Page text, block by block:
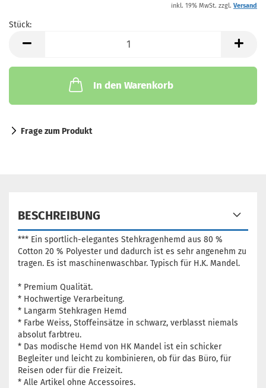
inkl. 19% MwSt. zzgl. Versand
Stück:
In den Warenkorb
Frage zum Produkt
BESCHREIBUNG
*** Ein sportlich-elegantes Stehkragenhemd aus 80 %
Cotton 20 % Polyester und dadurch ist es sehr angenehm zu
tragen. Es ist maschinenwaschbar. Typisch für H.K. Mandel.
* Premium Qualität.
* Hochwertige Verarbeitung.
* Langarm Stehkragen Hemd
* Farbe Weiss, Stoffeinsätze in schwarz, verblasst niemals
absolut farbtreu.
* Das modische Hemd von HK Mandel ist ein schicker
Begleiter und leicht zu kombinieren, ob für das Büro, für
Reisen oder für die Freizeit.
* Alle Artikel ohne Accessoires.